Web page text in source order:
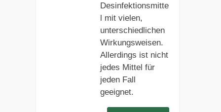
Desinfektionsmitte
l mit vielen,
unterschiedlichen
Wirkungsweisen.
Allerdings ist nicht
jedes Mittel für
jeden Fall
geeignet.